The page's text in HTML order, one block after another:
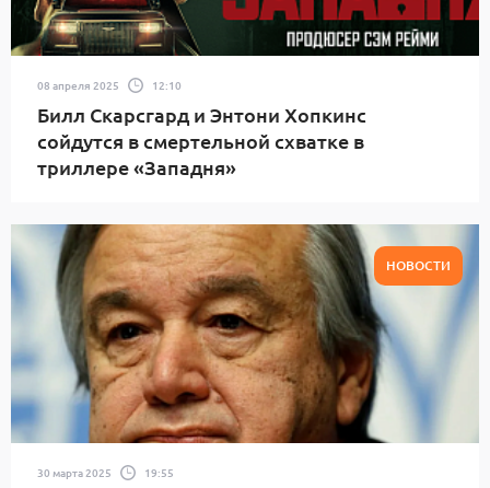
08 апреля 2025 12:10
Билл Скарсгард и Энтони Хопкинс
сойдутся в смертельной схватке в
триллере «Западня»
НОВОСТИ
30 марта 2025 19:55